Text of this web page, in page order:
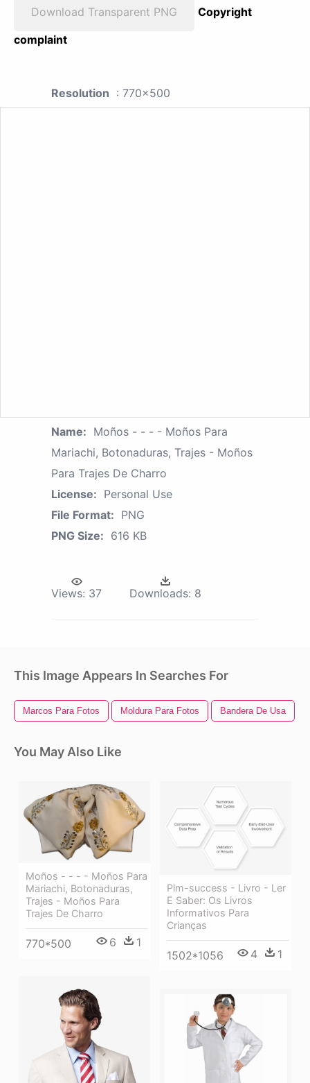
Download Transparent PNG
Copyright
complaint
Resolution : 770x500
Name: Moños - - - - Moños Para
Mariachi, Botonaduras, Trajes - Moños
Para Trajes De Charro
License: Personal Use
File Format: PNG
PNG Size: 616 KB
Views: 37 Downloads: 8
This Image Appears In Searches For
Marcos Para Fotos Moldura Para Fotos Bandera De Usa
You May Also Like
Moños - - - - Moños Para
Mariachi, Botonaduras,
Trajes - Moños Para
Trajes De Charro
770*500 6 1
Plm-success - Livro - Ler
E Saber: Os Livros
Informativos Para
Crianças
1502*1056 4 1